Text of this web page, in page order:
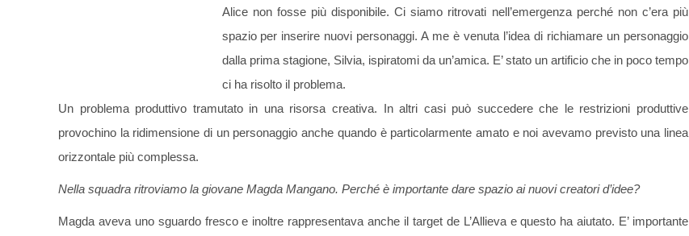
Alice non fosse più disponibile. Ci siamo ritrovati nell’emergenza perché non c’era più
spazio per inserire nuovi personaggi. A me è venuta l’idea di richiamare un personaggio
dalla prima stagione, Silvia, ispiratomi da un’amica. E’ stato un artificio che in poco tempo
ci ha risolto il problema.
Un problema produttivo tramutato in una risorsa creativa. In altri casi può succedere che le restrizioni produttive
provochino la ridimensione di un personaggio anche quando è particolarmente amato e noi avevamo previsto una linea
orizzontale più complessa.
Nella squadra ritroviamo la giovane Magda Mangano. Perché è importante dare spazio ai nuovi creatori d’idee?
Magda aveva uno sguardo fresco e inoltre rappresentava anche il target de L’Allieva e questo ha aiutato. E’ importante